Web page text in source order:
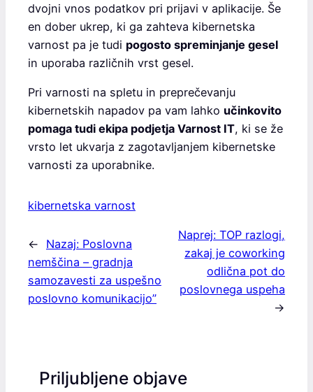
dvojni vnos podatkov pri prijavi v aplikacije. Še
en dober ukrep, ki ga zahteva kibernetska
varnost pa je tudi pogosto spreminjanje gesel
in uporaba različnih vrst gesel.
Pri varnosti na spletu in preprečevanju
kibernetskih napadov pa vam lahko učinkovito
pomaga tudi ekipa podjetja Varnost IT, ki se že
vrsto let ukvarja z zagotavljanjem kibernetske
varnosti za uporabnike.
kibernetska varnost
← Nazaj: Poslovna
nemščina – gradnja
samozavesti za uspešno
poslovno komunikacijo”
Naprej: TOP razlogi,
zakaj je coworking
odlična pot do
poslovnega uspeha
→
Priljubljene objave